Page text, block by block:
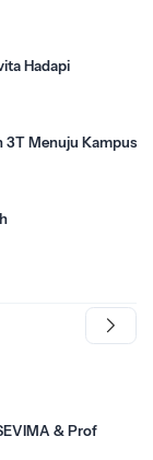
Hadapi
3T Menuju Kampus
& Prof